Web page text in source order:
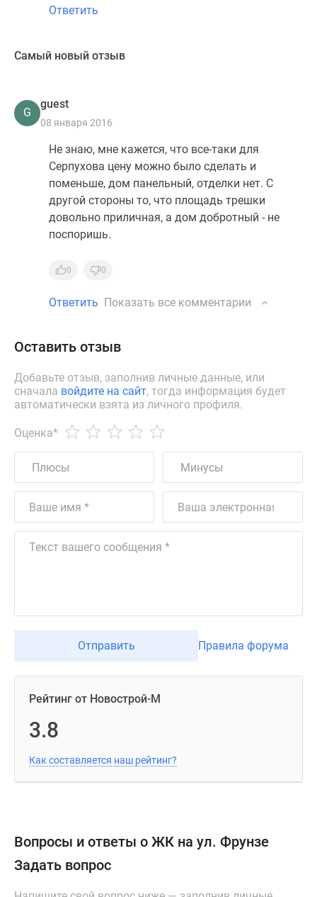
Ответить
Самый новый отзыв
G
guest
08 января 2016
Не знаю, мне кажется, что все-таки для
Серпухова цену можно было сделать и
поменьше, дом панельный, отделки нет. С
другой стороны то, что площадь трешки
довольно приличная, а дом добротный - не
поспоришь.
0 0
Ответить Показать все комментарии
Оставить отзыв
Добавьте отзыв, заполнив личные данные, или
сначала войдите на сайт, тогда информация будет
автоматически взята из личного профиля.
Оценка*
Отправить Правила форума
Рейтинг от Новострой-М
3.8
Как составляется наш рейтинг?
Вопросы и ответы о ЖК на ул. Фрунзе
Задать вопрос